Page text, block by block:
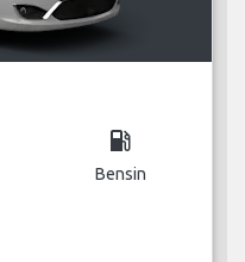
local_gas_station
Bensin